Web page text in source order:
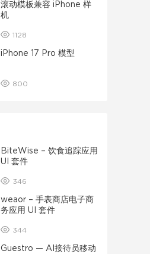
滚动模板兼容 iPhone 样
机
1128
iPhone 17 Pro 模型
800
BiteWise – 饮食追踪应用
UI 套件
346
weaor – 手表商店电子商
务应用 UI 套件
344
Guestro — AI接待员移动